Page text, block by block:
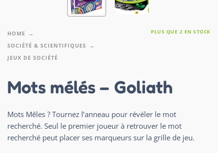
HOME
SOCIÉTÉ & SCIENTIFIQUES
JEUX DE SOCIÉTÉ
PLUS QUE 2 EN STOCK
Mots mélés – Goliath
Mots Mêles ? Tournez l’anneau pour révéler le mot
recherché. Seul le premier joueur à retrouver le mot
recherché peut placer ses marqueurs sur la grille de jeu.